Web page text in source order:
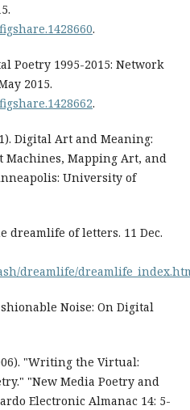
.
Poetry 1995-2015: Network
2015.
.
Digital Art and Meaning:
Machines, Mapping Art, and
University of
dreamlife of letters. 11 Dec.
dreamlife/
Noise: On Digital
"Writing the Virtual:
"New Media Poetry and
Electronic Almanac 14: 5-